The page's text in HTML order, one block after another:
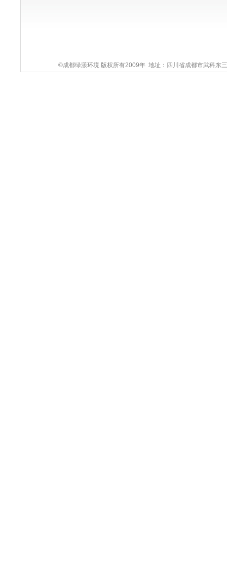
©成都绿漾环境 版权所有2009年 地址：四川省成都市武科